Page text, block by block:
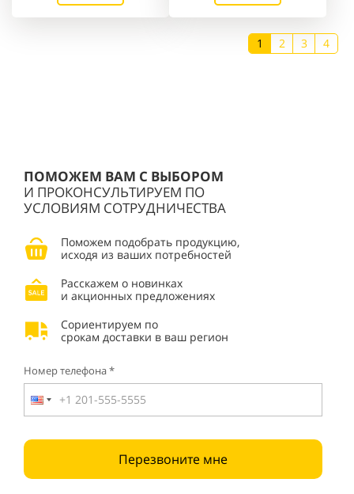
1 2 3 4
ПОМОЖЕМ ВАМ С ВЫБОРОМ
И ПРОКОНСУЛЬТИРУЕМ ПО
УСЛОВИЯМ СОТРУДНИЧЕСТВА
Поможем подобрать продукцию,
исходя из ваших потребностей
Расскажем о новинках
и акционных предложениях
Сориентируем по
срокам доставки в ваш регион
Номер телефона *
Перезвоните мне